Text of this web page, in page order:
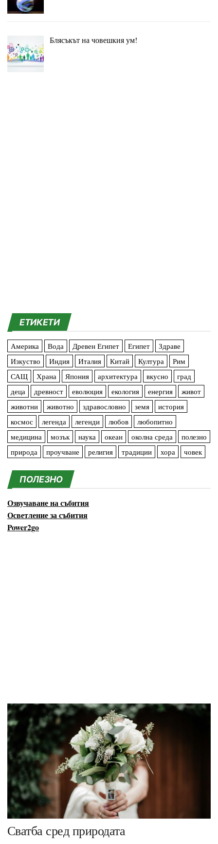
Блясъкът на човешкия ум!
ЕТИКЕТИ
Америка Вода Древен Египет Египет
Здраве
Изкуство
Индия Италия Китай Култура
Рим
САЩ
Храна Япония архитектура вкусно
град
деца
древност еволюция екология енергия
живот
животни
животно здравословно земя
история
космос
легенда легенди любов
любопитно
медицина
мозък наука океан околна среда
полезно
природа
проучване религия традиции хора човек
ПОЛЕЗНО
Озвучаване на събития
Осветление за събития
Power2go
Сватба сред природата